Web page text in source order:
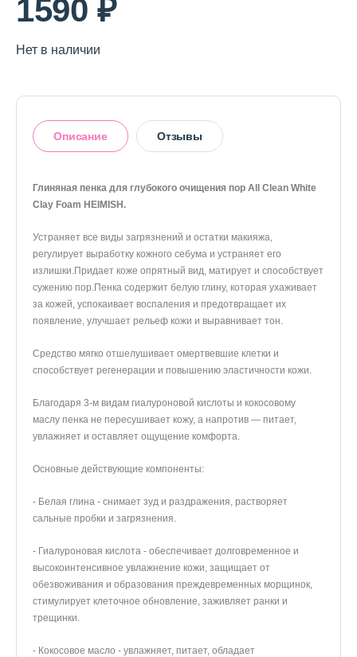
1590 ₽
Нет в наличии
Описание Отзывы
Глиняная пенка для глубокого очищения пор All Clean White
Clay Foam HEIMISH.
Устраняет все виды загрязнений и остатки макияжа,
регулирует выработку кожного себума и устраняет его
излишки.Придает коже опрятный вид, матирует и способствует
сужению пор.Пенка содержит белую глину, которая ухаживает
за кожей, успокаивает воспаления и предотвращает их
появление, улучшает рельеф кожи и выравнивает тон.
Средство мягко отшелушивает омертвевшие клетки и
способствует регенерации и повышению эластичности кожи.
Благодаря 3-м видам гиалуроновой кислоты и кокосовому
маслу пенка не пересушивает кожу, а напротив — питает,
увлажняет и оставляет ощущение комфорта.
Основные действующие компоненты:
- Белая глина - снимает зуд и раздражения, растворяет
сальные пробки и загрязнения.
- Гиалуроновая кислота - обеспечивает долговременное и
высокоинтенсивное увлажнение кожи, защищает от
обезвоживания и образования преждевременных морщинок,
стимулирует клеточное обновление, заживляет ранки и
трещинки.
- Кокосовое масло - увлажняет, питает, обладает